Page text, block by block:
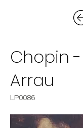
Chopin
Arrau
LP0086